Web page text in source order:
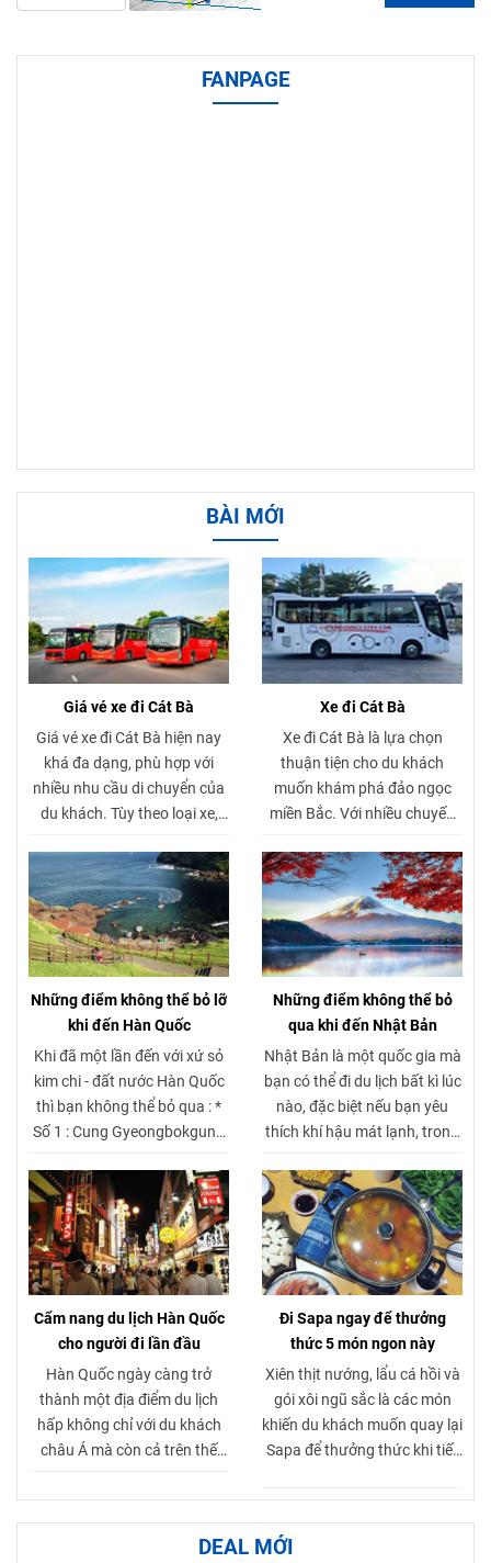
FANPAGE
BÀI MỚI
Giá vé xe đi Cát Bà
Giá vé xe đi Cát Bà hiện nay
khá đa dạng, phù hợp với
nhiều nhu cầu di chuyển của
du khách. Tùy theo loại xe,
hành, mức giá có thể khác
nhau. Các tuyến xe khách đi
Cát Bà và xe limousine đi Cát
Bà đều có nhiều khung giờ
linh hoạt, dịch vụ chất lượng
và chi phí hợp lý. Du khách
nên tìm hiểu trước giá vé xe đi
trình phù hợp và tiết kiệm
nhất.
Xe đi Cát Bà
Xe đi Cát Bà là lựa chọn
thuận tiện cho du khách
muốn khám phá đảo ngọc
miền Bắc. Với nhiều chuyến
Bà mang đến hành trình an
toàn, nhanh chóng và thoải
mái. Du khách có thể dễ dàng
đặt xe đi Cát Bà, lựa chọn xe
limousine đi Cát Bà hoặc xe
khách đi Cát Bà phù hợp nhu
cầu. Cập nhật giá vé xe đi Cát
hoạt từ Hà Nội và Hải Phòng.
Những điểm không thể bỏ lỡ
khi đến Hàn Quốc
Khi đã một lần đến với xứ sỏ
kim chi - đất nước Hàn Quốc
thì bạn không thể bỏ qua : *
Số 1 : Cung Gyeongbokgung
Đảo Namiseom * Số 4 : Lotte
World * Số 5 : Làng BukChon
Hahok
Những điểm không thể bỏ
qua khi đến Nhật Bản
Nhật Bản là một quốc gia mà
bạn có thể đi du lịch bất kì lúc
nào, đặc biệt nếu bạn yêu
thích khí hậu mát lạnh, trong
giản dị và thanh tao trong
kiến trúc, văn hóa. Dưới đây
là 10 địa điểm du lịch Nhật
Bản đẹp nhất mà bạn không
thể bỏ qua trong bộ sưu tập
những nơi phải check-in khi
đến thăm đất nước mặt trời
Cẩm nang du lịch Hàn Quốc
cho người đi lần đầu
Hàn Quốc ngày càng trở
thành một địa điểm du lịch
hấp không chỉ với du khách
châu Á mà còn cả trên thế
nhiên tươi đẹp, thành phố rực
rỡ sôi động, cùng những giá
trị văn hóa truyền thống sâu
Đi Sapa ngay để thưởng
thức 5 món ngon này
Xiên thịt nướng, lẩu cá hồi và
gói xôi ngũ sắc là các món
khiến du khách muốn quay lại
Sapa để thưởng thức khi tiết
DEAL MỚI